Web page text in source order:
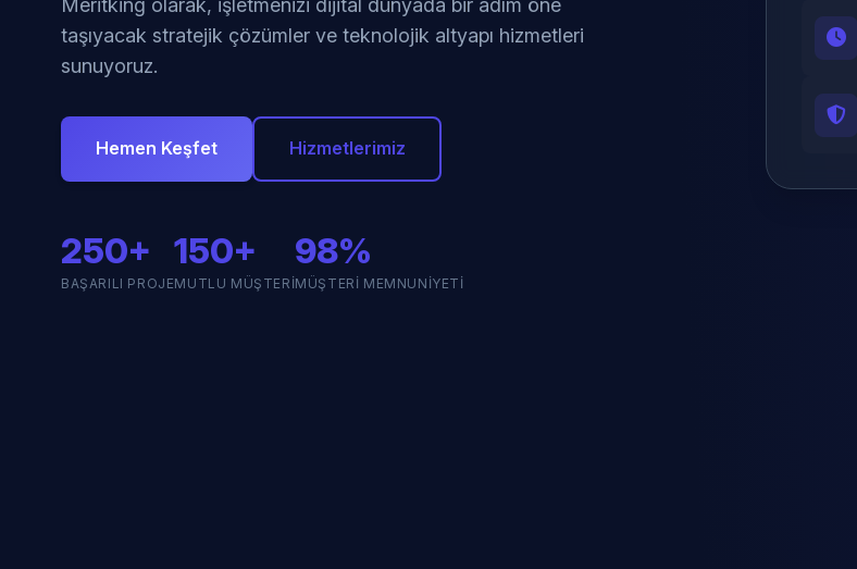
taşıyacak stratejik çözümler ve teknolojik altyapı hizmetleri
sunuyoruz.
Hemen Keşfet Hizmetlerimiz
250+
BAŞARILI PROJE
150+
MUTLU MÜŞTERI
98%
MÜŞTERI MEMNUNIYETI